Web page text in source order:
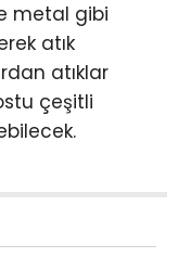
metal gibi
atık
atıklar
çeşitli